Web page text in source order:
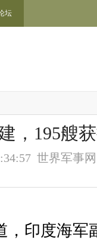
坛
，195艘
世界军事
印度海军